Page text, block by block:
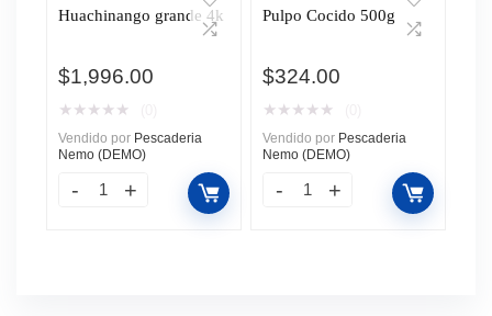
Huachinango grande 4k
$1,996.00
★ ★ ★ ★ ★
Vendido por Pescaderia
Nemo (DEMO)
Pulpo Cocido 500g
$324.00
★ ★ ★ ★ ★
Vendido por Pescaderia
Nemo (DEMO)